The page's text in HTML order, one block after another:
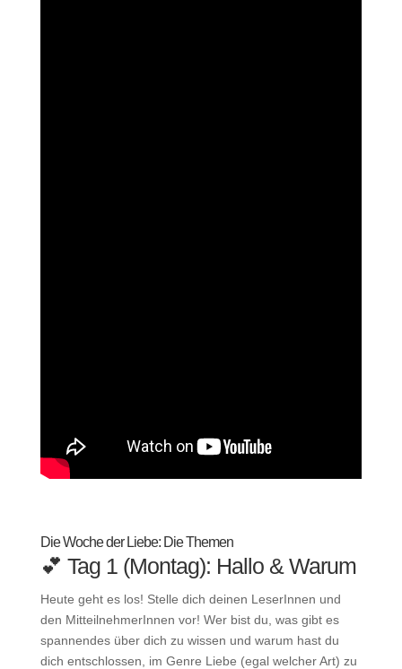
Die Woche der Liebe: Die Themen
💕 Tag 1 (Montag): Hallo & Warum
Heute geht es los! Stelle dich deinen LeserInnen und
den MitteilnehmerInnen vor! Wer bist du, was gibt es
spannendes über dich zu wissen und warum hast du
dich entschlossen, im Genre Liebe (egal welcher Art) zu